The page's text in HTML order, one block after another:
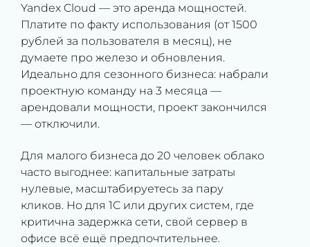
Yandex Cloud — это аренда мощностей.
Платите по факту использования (от 1500
рублей за пользователя в месяц), не
думаете про железо и обновления.
Идеально для сезонного бизнеса: набрали
проектную команду на 3 месяца —
арендовали мощности, проект закончился
— отключили.
Для малого бизнеса до 20 человек облако
часто выгоднее: капитальные затраты
нулевые, масштабируетесь за пару
кликов. Но для 1С или других систем, где
критична задержка сети, свой сервер в
офисе всё ещё предпочтительнее.